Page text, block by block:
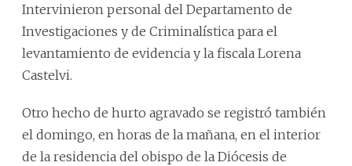
Intervinieron personal del Departamento de
Investigaciones y de Criminalística para el
levantamiento de evidencia y la fiscala Lorena
Castelvi.
Otro hecho de hurto agravado se registró también
el domingo, en horas de la mañana, en el interior
de la residencia del obispo de la Diócesis de